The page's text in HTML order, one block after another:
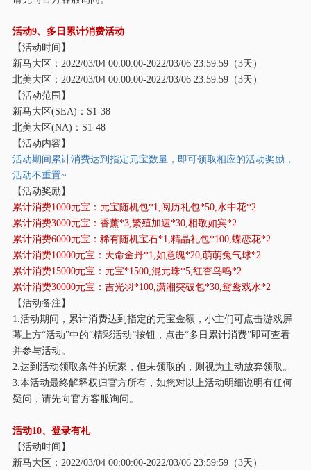
活动9、多日累计消费活动
【活动时间】
新马大区： 2022/03/04 00:00:00-2022/03/06 23:59:59（3天）
北美大区： 2022/03/04 00:00:00-2022/03/06 23:59:59（3天）
【活动范围】
新马大区(SEA)：S1-38
北美大区(NA)：S1-48
【活动内容】
活动期间累计消费达到指定元宝数量，即可领取相应的活动奖励，
活动不重置~
【活动奖励】
累计消费1000元宝：元宝随机包*1,阅历礼包*50,水中花*2
累计消费3000元宝：香薰*3,繁殖加速*30,相敬如宾*2
累计消费6000元宝：稀有随机宝石*1,精晶礼包*100,蝶恋花*2
累计消费10000元宝：天命金丹*1,如意魄*20,萌萌兔气球*2
累计消费15000元宝：元宝*1500,混元珠*5,红杏鸟鸣*2
累计消费30000元宝：吉光羽*100,潇湘突破包*30,鸳鸯戏水*2
【活动备注】
1.活动期间，累计消费达到指定的元宝金额，小主们可点击游戏屏
幕上方“活动”中的“精彩活动”按钮，点击“多日累计消费”即可查看
并参与活动。
2.达到活动领取条件的玩家，但未领取的，则视为主动放弃领取。
3.本活动最终解释权归官方所有，如您对以上活动明细说明有任何
疑问，请先向官方客服询问。
活动10、登录有礼
【活动时间】
新马大区： 2022/03/04 00:00:00-2022/03/06 23:59:59（3天）